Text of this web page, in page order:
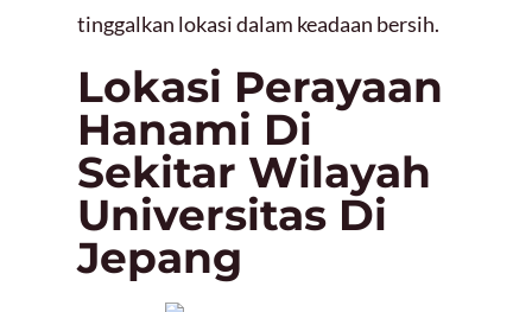
tinggalkan lokasi dalam keadaan bersih.
Lokasi Perayaan
Hanami Di
Sekitar Wilayah
Universitas Di
Jepang